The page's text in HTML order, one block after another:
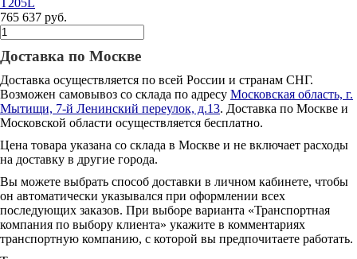
T205L
765 637 руб.
Доставка по Москве
Доставка осуществляется по всей России и странам СНГ.
Возможен самовывоз со склада по адресу Московская область, г.
Мытищи, 7-й Ленинский переулок, д.13. Доставка по Москве и
Московской области осуществляется бесплатно.
Цена товара указана со склада в Москве и не включает расходы
на доставку в другие города.
Вы можете выбрать способ доставки в личном кабинете, чтобы
он автоматически указывался при оформлении всех
последующих заказов. При выборе варианта «Транспортная
компания по выбору клиента» укажите в комментариях
транспортную компанию, с которой вы предпочитаете работать.